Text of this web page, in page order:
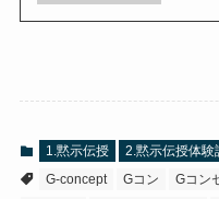
1.黙示伝授
2.黙示伝授体験
G-concept
Gコン Gコン